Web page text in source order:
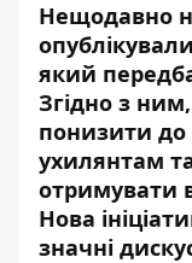
Нещодавно
який
Згідно з ним,
понизити до
ухилянтам
отримувати
Нова
значні